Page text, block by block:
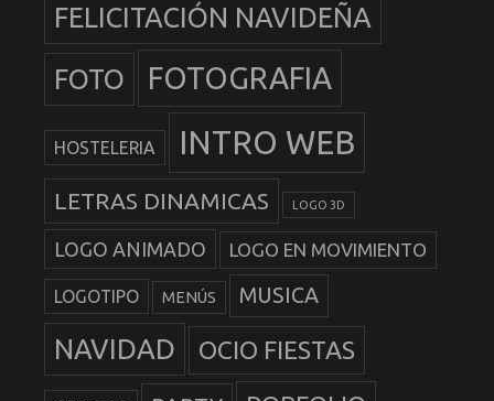
FELICITACIÓN NAVIDEÑA
FOTO
FOTOGRAFIA
HOSTELERIA INTRO WEB
LETRAS DINAMICAS LOGO 3D
LOGO ANIMADO LOGO EN MOVIMIENTO
LOGOTIPO MENÚS MUSICA
NAVIDAD OCIO FIESTAS